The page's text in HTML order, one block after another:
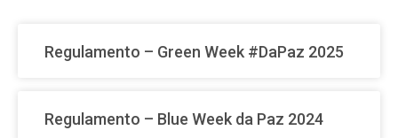
Regulamento – Green Week #DaPaz 2025
Regulamento – Blue Week da Paz 2024